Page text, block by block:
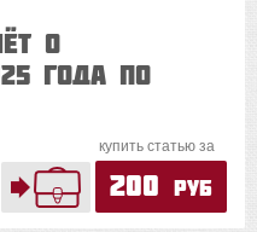
о
года по
купить статью за
200 руб